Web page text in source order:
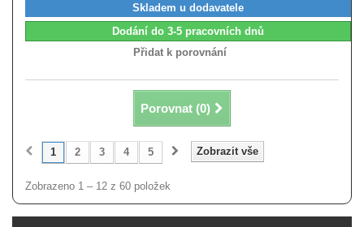
Skladem u dodavatele
Dodání do 3-5 pracovních dnů
Přidat k porovnání
Porovnat (0)
Zobrazit vše
1 2 3 4 5
Zobrazeno 1 – 12 z 60 položek